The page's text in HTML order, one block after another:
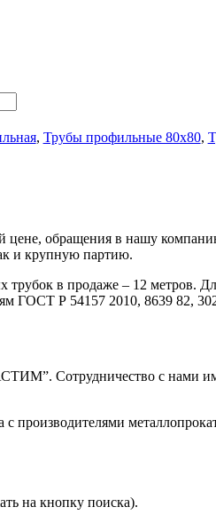
Задвижки
Труба ВГП
Хомуты
, Трубы профильные 80х80,
цене, обращения в нашу
и крупную партию.
в продаже – 12 метров.
ГОСТ Р 54157 2010, 8639 82,
Сотрудничество с нами
производителями
на кнопку поиска).